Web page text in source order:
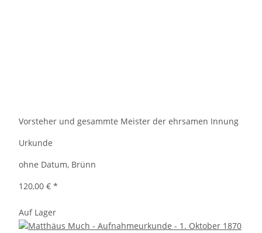
Vorsteher und gesammte Meister der ehrsamen Innung
Urkunde
ohne Datum, Brünn
120,00 € *
Auf Lager